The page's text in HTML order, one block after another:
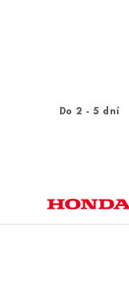
Do 2 - 5 dní